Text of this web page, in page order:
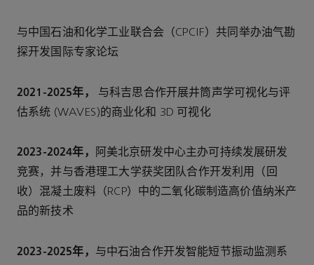
与中国石油和化学工业联合会（CPCIF）共同举办油气勘
探开发国际专家论坛
2021-2025年，
与科吉思合作开展井筒声学可视化与评
估系统 (WAVES)的商业化和 3D 可视化
2023-2024年，
阿美北京研发中心主办可持续发展研发
竞赛，并与香港理工大学获奖团队合作开发利用（回
收）混凝土废料（RCP）中的二氧化碳制造高价值纳米产
品的新技术
2023-2025年，
与中石油合作开发智能短节振动监测系